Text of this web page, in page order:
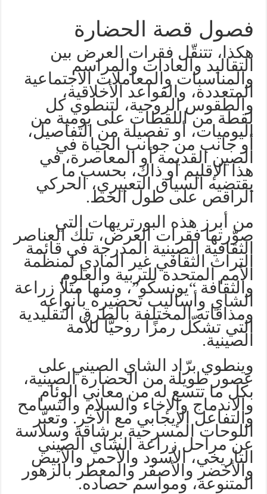
فصول قصة الحضارة
هكذا، تتنقّل فقرات العرض بين
التقاليد والعادات والمراسم
والمناسبات والمعاملات الاجتماعية
المتعددة، والقواعد الأخلاقية،
والطقوس الروحية، لتنطوي كل
لقطة من اللقطات على يومية من
اليوميات، أو تفصيلة من التفاصيل،
أو جانب من جوانب الحياة في
الصين القديمة أو المعاصرة، في
هذا الإقليم أو ذاك، بحسب ما
يقتضيه السياق التعبيري، الحركي
الراقص على طول الخط.
من أبرز هذه البورتريهات التي
صوّرتها فقرات العرض، تلك العناصر
الثقافية الصينية المدرجة في قائمة
التراث الثقافي غير المادي لمنظمة
الأمم المتحدة للتربية والعلوم
والثقافة “يونسكو”، ومنها مثلًا زراعة
الشاي وأساليب تحضيره بأنواعه
ومذاقاته المختلفة بالطرق التقليدية
التي تشكّل رمزًا روحيًّا للأمة
الصينية.
وينطوي برّاد الشاي الصيني على
عصور طويلة من الحضارة الصينية،
بكل ما تتسع له من معاني الوئام
والاندماج والإخاء والسلام والتسامح
والتفاعل الإيجابي مع الآخر. وتعبّر
اللوحات المسرحية برشاقة وسلاسة
عن مراحل زراعة الشاي الصيني
التاريخي، الأسود والأحمر والأبيض
والأخضر والأصفر والمعطر بالزهور
المتنوعة، ومواسم حصاده.